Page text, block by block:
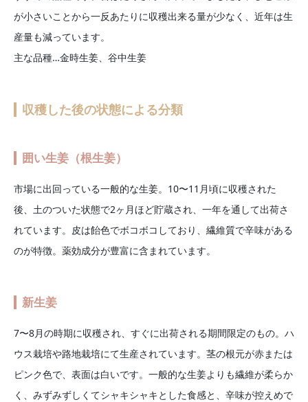
が小さいことから一反あたりに収穫出来る量が少なく、近年は生
産量も減っています。
主な品種…金時生姜、谷中生姜
収穫した後の状態による分類
囲い生姜（根生姜）
市場に出回っている一般的な生姜。10〜11月頃に収穫された
後、土のついた状態で2ヶ月ほど貯蔵され、一年を通して出荷さ
れています。皮は飴色でボコボコしており、繊維質で辛味がある
のが特徴。薬効成分が豊富に含まれています。
新生姜
7〜8月の時期に収穫され、すぐに出荷される期間限定のもの。ハ
ウス栽培や路地栽培にて生産されています。茎の根元が赤または
ピンク色で、表面は白いです。一般的な生姜よりも繊維が柔らか
く、みずみずしくてシャキシャキとした食感と、辛味が控えめで